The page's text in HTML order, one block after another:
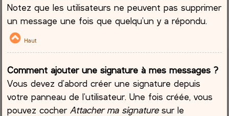
Notez que les utilisateurs ne peuvent pas supprimer
un message une fois que quelqu’un y a répondu.
Haut
Comment ajouter une signature à mes messages ?
Vous devez d’abord créer une signature depuis
votre panneau de l’utilisateur. Une fois créée, vous
pouvez cocherAttacher ma signaturesur le